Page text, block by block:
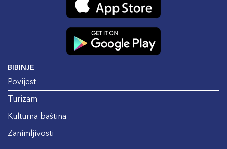
BIBINJE
Povijest
Turizam
Kulturna baština
Zanimljivosti